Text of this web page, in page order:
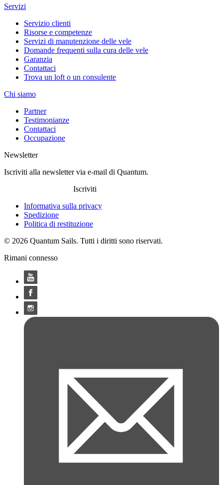
Servizi
Servizio clienti
Risorse e competenze
Servizi di manutenzione delle vele
Domande frequenti sulla cura delle vele
Garanzia
Contattaci
Trova un loft o un consulente
Chi siamo
Partner
Testimonianze
Contattaci
Occupazione
Newsletter
Iscriviti alla newsletter via e-mail di Quantum.
Iscriviti
Informativa sulla privacy
Spedizione
Politica di restituzione
© 2026 Quantum Sails. Tutti i diritti sono riservati.
Rimani connesso